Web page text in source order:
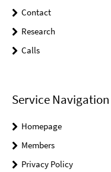
Contact
Research
Calls
Service Navigation
Homepage
Members
Privacy Policy